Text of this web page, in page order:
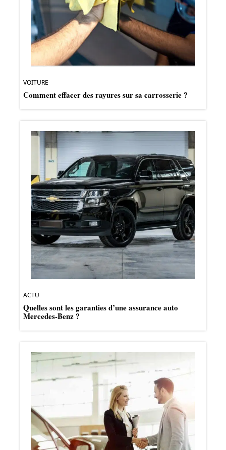
VOITURE
Comment effacer des rayures sur sa carrosserie ?
ACTU
Quelles sont les garanties d’une assurance auto
Mercedes-Benz ?